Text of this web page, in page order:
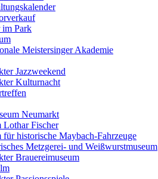
im Park
Meistersinger Akademie
Jazzweekend
Kulturnacht
Neumarkt
Lothar Fischer
für historische Maybach-Fahrzeuge
Metzgerei- und Weißwurstmuseum
Brauereimuseum